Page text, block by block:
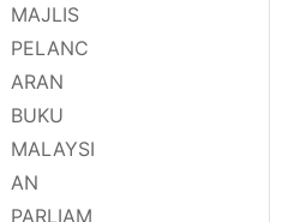
MAJLIS
PELANC
ARAN
BUKU
MALAYSI
AN
PARLIAM